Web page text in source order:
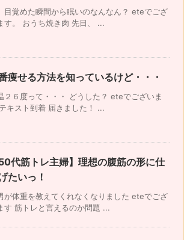
目覚めた瞬間から眠いのなんなん？ eteでござ
す。 おうち焼き肉 先日、 ...
痩せる方法を知っているけど・・・
２６度って・・・ どうした？ eteでございま
キスト到着 届きました！ ...
50代筋トレ主婦】理想の腹筋の形に仕
たいっ！
が体重を教えてくれなくなりました eteでござ
す 筋トレと言えるのか問題 ...